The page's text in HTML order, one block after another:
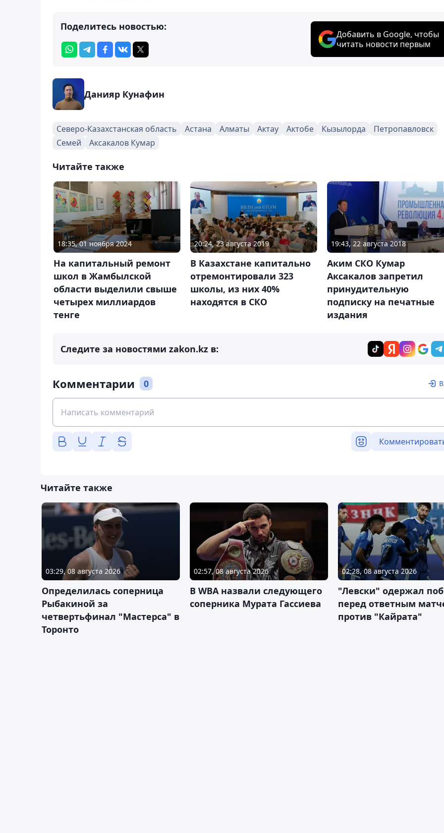
Поделитесь новостью:
Добавить в Google, чтобы
читать новости первым
Данияр Кунафин
Северо-Казахстанская область Астана Алматы Актау Актобе Кызылорда
Петропавловск
Семей
Аксакалов Кумар
Читайте также
18:35, 01 ноября 2024
На капитальный ремонт
школ в Жамбылской
области выделили свыше
четырех миллиардов
тенге
20:24, 23 августа 2019
В Казахстане капитально
отремонтировали 323
школы, из них 40%
находятся в СКО
19:43, 22 августа 2018
Аким СКО Кумар
Аксакалов запретил
принудительную
подписку на печатные
издания
Следите за новостями zakon.kz в:
Комментарии 0
Читайте также
03:29, 08 августа 2026
Определилась соперница
Рыбакиной за
четвертьфинал "Мастерса" в
Торонто
02:57, 08 августа 2026
В WBA назвали следующего
соперника Мурата Гассиева
02:28, 08 августа 2026
"Левски" одержал
перед ответным
против "Кайрата"